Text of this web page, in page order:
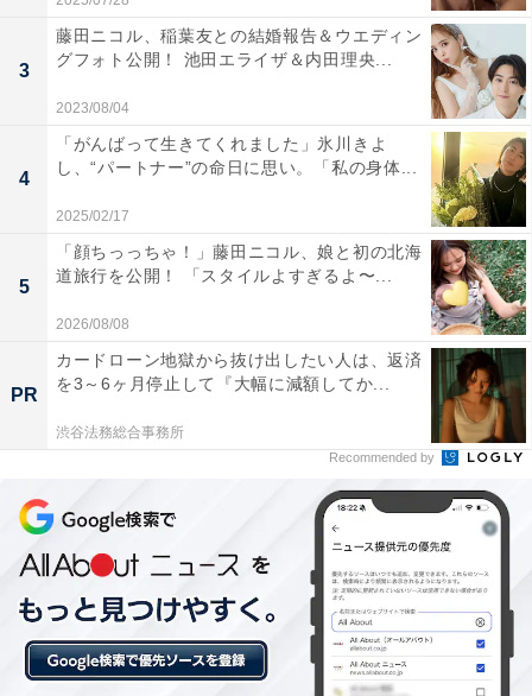
3
藤田ニコル、稲葉友との結婚報告＆ウエディン
グフォト公開！ 池田エライザ＆内田理央...
2023/08/04
4
「がんばって生きてくれました」氷川きよ
し、“パートナー”の命日に思い。「私の身体...
2025/02/17
5
「顔ちっっちゃ！」藤田ニコル、娘と初の北海
道旅行を公開！ 「スタイルよすぎるよ〜...
2026/08/08
PR
カードローン地獄から抜け出したい人は、返済
を3～6ヶ月停止して『大幅に減額してか...
渋谷法務総合事務所
Recommended by